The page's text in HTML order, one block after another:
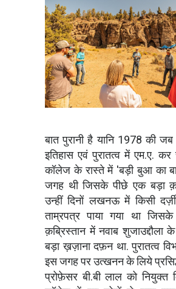
बात पुरानी है यानि 1978 की
इतिहास एवं पुरातत्व में एम.ए. कर
कॉलेज के रास्ते में 'बड़ी बुआ का
जगह थी जिसके पीछे एक बड़ा
उन्हीं दिनों लखनऊ में किसी
ताम्रपत्र पाया गया था
क़ब्रिस्तान में नवाब शुजाउद्दौला
बड़ा ख़ज़ाना दफ़न था. पुरातत्व
इस जगह पर उत्खनन के लिये
प्रोफ़ेसर बी.बी लाल को नियुक्त